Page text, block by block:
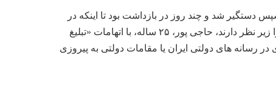
شد و چند روز در بازداشت بود تا اینکه در
ماه اکتبر به قید وثیقه آزاد شد. به گفته فعالان حقوق بشر در ایران، گروهی که اعتراضات چند ماهه را زیر نظر دارند، حاجی پور، ۲۵ ساله، با اتهامات «تبلیغ
های دولتی ایران یا مقامات دولتی به پیروزی